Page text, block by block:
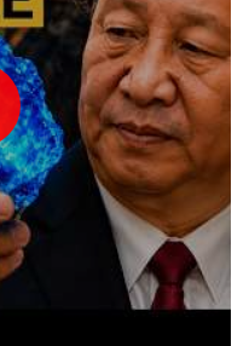
palestina en el sur de
y asegura que tendrá
Andes en un turista
la compra de EasyJet